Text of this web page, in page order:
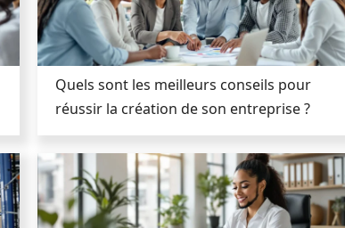
Quels sont les meilleurs conseils pour
réussir la création de son entreprise ?